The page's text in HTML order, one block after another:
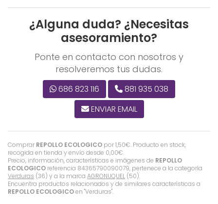
Comprar REPOLLO ECOLOGICO por1,50€. Producto en stock,
recogida en tienda y envío desde 0,00€.
Precio, información, características e imágenes de REPOLLO
ECOLOGICO referencia 84365790090079, pertenece a la categoría
Verduras (36) y a la marca AGRONUQUEL (50).
Encuentra productos relacionados y de similares características a
REPOLLO ECOLOGICOen "Verduras".
¿Alguna duda? ¿Necesitas
asesoramiento?
Ponte en contacto con nosotros y
resolveremos tus dudas.
686 823 116
881 935 038
ENVIAR EMAIL